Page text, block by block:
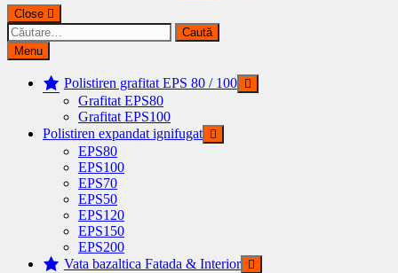
Close
Caută
după:
Menu
Polistiren grafitat EPS 80 / 100
Grafitat EPS80
Grafitat EPS100
Polistiren expandat ignifugat
EPS80
EPS100
EPS70
EPS50
EPS120
EPS150
EPS200
Vata bazaltica Fatada & Interior